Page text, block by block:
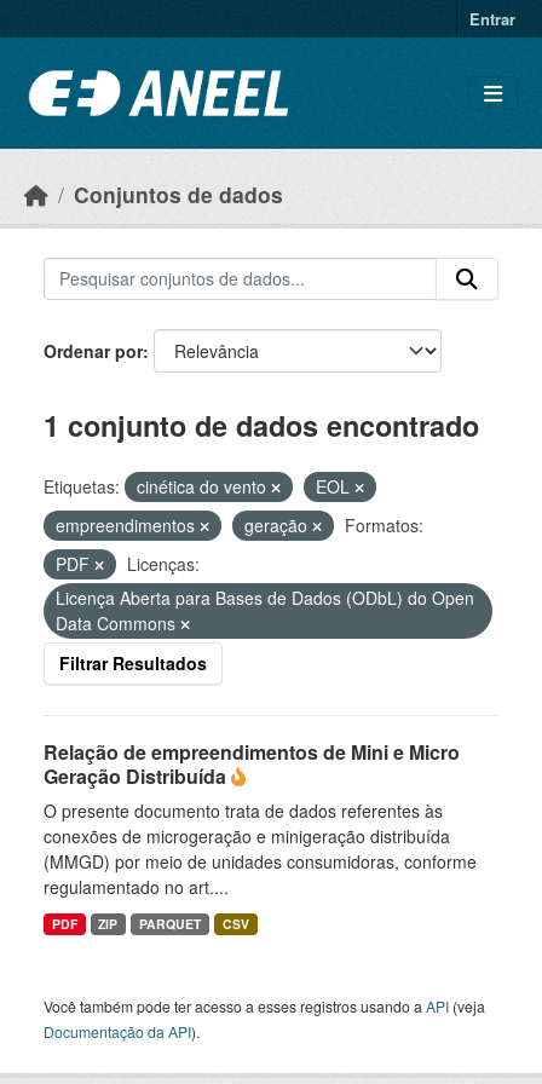
Entrar
Conjuntos de dados
Ordenar por
1 conjunto de dados encontrado
Etiquetas: cinética do vento
EOL
empreendimentos
geração
Formatos:
PDF
Licenças:
Licença Aberta para Bases de Dados (ODbL) do Open
Data Commons
Filtrar Resultados
Relação de empreendimentos de Mini e Micro
Geração Distribuída
O presente documento trata de dados referentes às
conexões de microgeração e minigeração distribuída
(MMGD) por meio de unidades consumidoras, conforme
regulamentado no art....
PDF ZIP PARQUET CSV
Você também pode ter acesso a esses registros usando a API (veja
Documentação da API).